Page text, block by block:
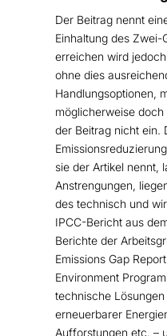
Der Beitrag nennt
Einhaltung des Zwei-
erreichen wird
ohne dies
Handlungsoptionen,
möglicherweise
der Beitrag nicht ein.
sie der Artikel nennt,
Anstrengungen,
des technisch und
IPCC-Bericht aus
Berichte der
Emissions Gap
Environment
technische
erneuerbarer
Aufforstungen etc. –